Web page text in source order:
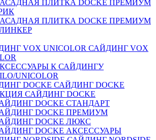
ПЛИТКА DOCKE ПРЕМИУМ
ПЛИТКА DOCKE ПРЕМИУМ
САЙДИНГ VOX
К САЙДИНГУ
UNICOLOR
САЙДИНГ DOCKE
САЙДИНГ DOCKE
DOCKE СТАНДАРТ
DOCKE ПРЕМИУМ
DOCKE ЛЮКС
DOCKE АКСЕССУАРЫ